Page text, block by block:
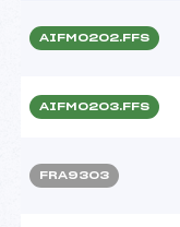
AIFM0202.FFS
AIFM0203.FFS
FRA9303